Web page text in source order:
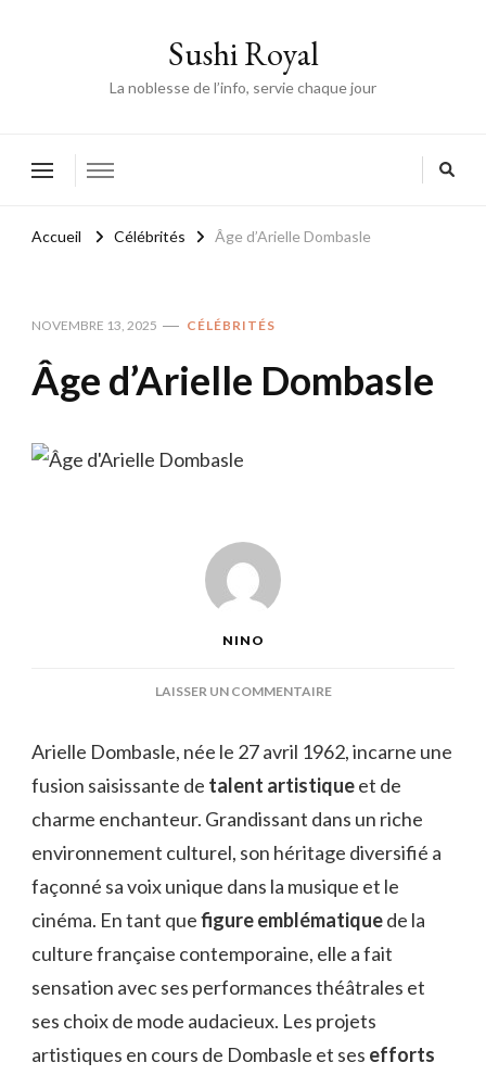
Sushi Royal
La noblesse de l’info, servie chaque jour
Accueil Célébrités Âge d’Arielle Dombasle
NOVEMBRE 13, 2025 CÉLÉBRITÉS
Âge d’Arielle Dombasle
NINO
LAISSER UN COMMENTAIRESUR
DOMBASLE
Arielle Dombasle, née le 27 avril 1962, incarne une
fusion saisissante de talent artistiqueet de
charme enchanteur. Grandissant dans un riche
environnement culturel, son héritage diversifié a
façonné sa voix unique dans la musique et le
cinéma. En tant quefigure emblématiquede la
culture française contemporaine, elle a fait
sensation avec ses performances théâtrales et
ses choix de mode audacieux. Les projets
artistiques en cours de Dombasle et ses efforts